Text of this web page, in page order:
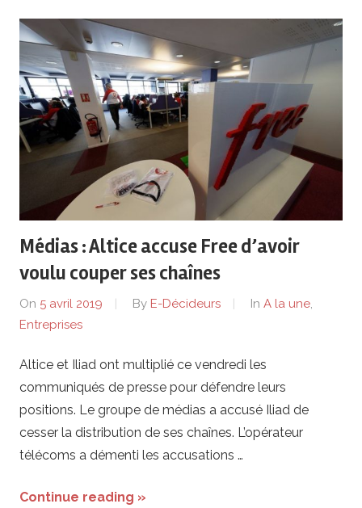
Médias : Altice accuse Free d’avoir
voulu couper ses chaînes
On 5 avril 2019 By E-Décideurs In A la une
Entreprises
Altice et Iliad ont multiplié ce vendredi les
communiqués de presse pour défendre leurs
positions. Le groupe de médias a accusé Iliad de
cesser la distribution de ses chaînes. L’opérateur
télécoms a démenti les accusations …
Continue reading »